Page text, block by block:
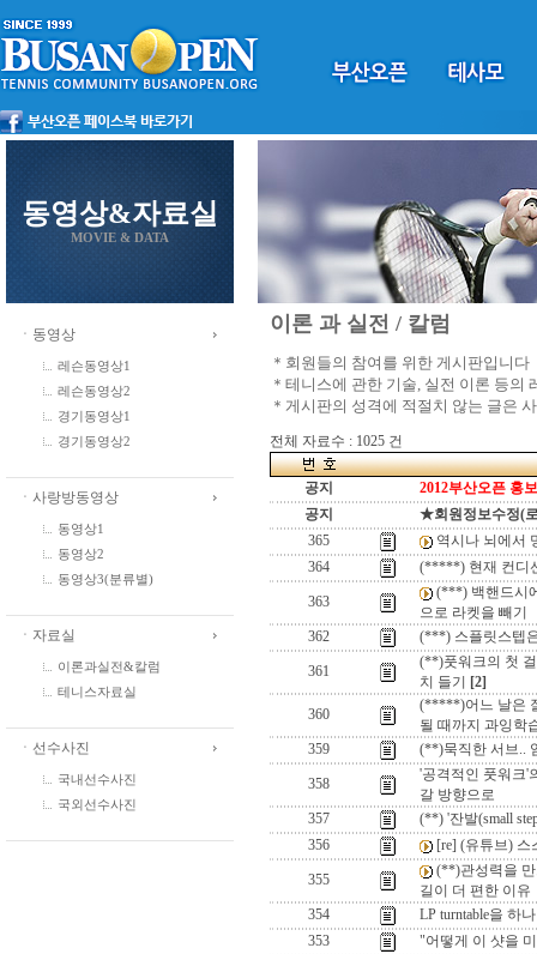
동영상&자료실
MOVIE & DATA
ㆍ동영상
레슨동영상1
레슨동영상2
경기동영상1
경기동영상2
ㆍ사랑방동영상
동영상1
동영상2
동영상3(분류별)
ㆍ자료실
이론과실전&칼럼
테니스자료실
ㆍ선수사진
국내선수사진
국외선수사진
이론 과 실전 / 칼럼
＊회원들의 참여를 위한 게시판입니다
＊테니스에 관한 기술, 실전 이론 등의
＊게시판의 성격에 적절치 않는 글은
전체 자료수 : 1025 건
공지
2012부산오픈 홍
공지
★회원정보수정(
365
역시나 뇌에서
364
(*****) 현재 컨디
363
(***) 백핸드시
으로 라켓을 빼기
362
(***) 스플릿스텝
361
(**)풋워크의 첫
치 들기
[2]
360
(*****)어느 날은
될 때까지 과잉학
359
(**)묵직한 서브..
358
'공격적인 풋워크'
갈 방향으로
357
(**) '잔발(small
356
[re] (유튜브)
355
(**)관성력을
길이 더 편한 이유
354
LP turntable을 하
353
"어떻게 이 샷을